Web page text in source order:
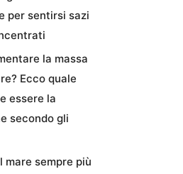
per sentirsi sazi
la massa
Ecco quale
essere la
secondo gli
mare sempre più